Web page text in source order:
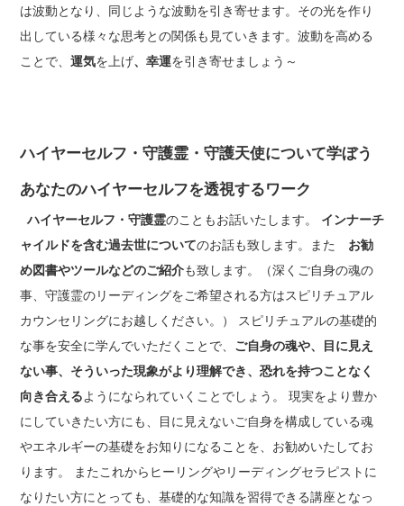
は波動となり、同じような波動を引き寄せます。その光を作り
出している様々な思考との関係も見ていきます。波動を高める
ことで、 運気を上げ、幸運を引き寄せましょう～
ハイヤーセルフ・守護霊・守護天使について学ぼう
あなたのハイヤーセルフを透視するワーク
ハイヤーセルフ・守護霊のこともお話いたします。 インナーチ
ャイルドを含む過去世についてのお話も致します。また お勧
め図書やツールなどのご紹介も致します。（深くご自身の魂の
事、守護霊のリーディングをご希望される方はスピリチュアル
カウンセリングにお越しください。） スピリチュアルの基礎的
な事を安全に学んでいただくことで、 ご自身の魂や、目に見え
ない事、そういった現象がより理解でき、恐れを持つことなく
向き合えるようになられていくことでしょう。 現実をより豊か
にしていきたい方にも、目に見えないご自身を構成している魂
やエネルギーの基礎をお知りになることを、お勧めいたしてお
ります。 またこれからヒーリングやリーディングセラピストに
なりたい方にとっても、基礎的な知識を習得できる講座となっ